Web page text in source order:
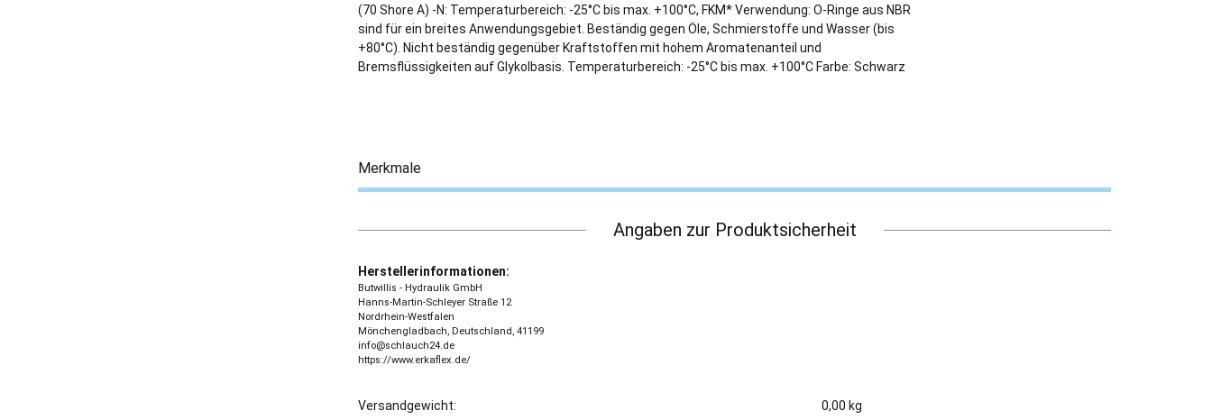
(70 Shore A) -N: Temperaturbereich: -25°C bis max. +100°C, FKM* Verwendung: O-Ringe aus NBR
sind für ein breites Anwendungsgebiet. Beständig gegen Öle, Schmierstoffe und Wasser (bis
+80°C). Nicht beständig gegenüber Kraftstoffen mit hohem Aromatenanteil und
Bremsflüssigkeiten auf Glykolbasis. Temperaturbereich: -25°C bis max. +100°C Farbe: Schwarz
Merkmale
Angaben zur Produktsicherheit
Herstellerinformationen:
Butwillis - Hydraulik GmbH
Hanns-Martin-Schleyer Straße 12
Nordrhein-Westfalen
Mönchengladbach, Deutschland, 41199
info@schlauch24.de
https://www.erkaflex.de/
Versandgewicht:
0,00 kg